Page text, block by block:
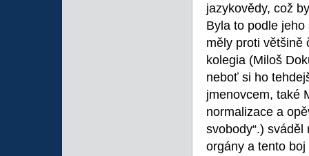
jazykovědy, což
Byla to podle
měly proti většině
kolegia (Miloš
neboť si ho
jmenovcem, také
normalizace a
svobody“.)
orgány a tento